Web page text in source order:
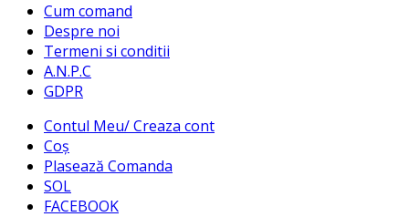
Cum comand
Despre noi
Termeni si conditii
A.N.P.C
GDPR
Contul Meu/ Creaza cont
Coș
Plasează Comanda
SOL
FACEBOOK